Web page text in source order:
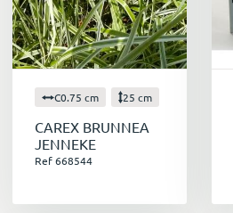
C0.75 cm 25 cm
CAREX BRUNNEA
JENNEKE
Ref 668544